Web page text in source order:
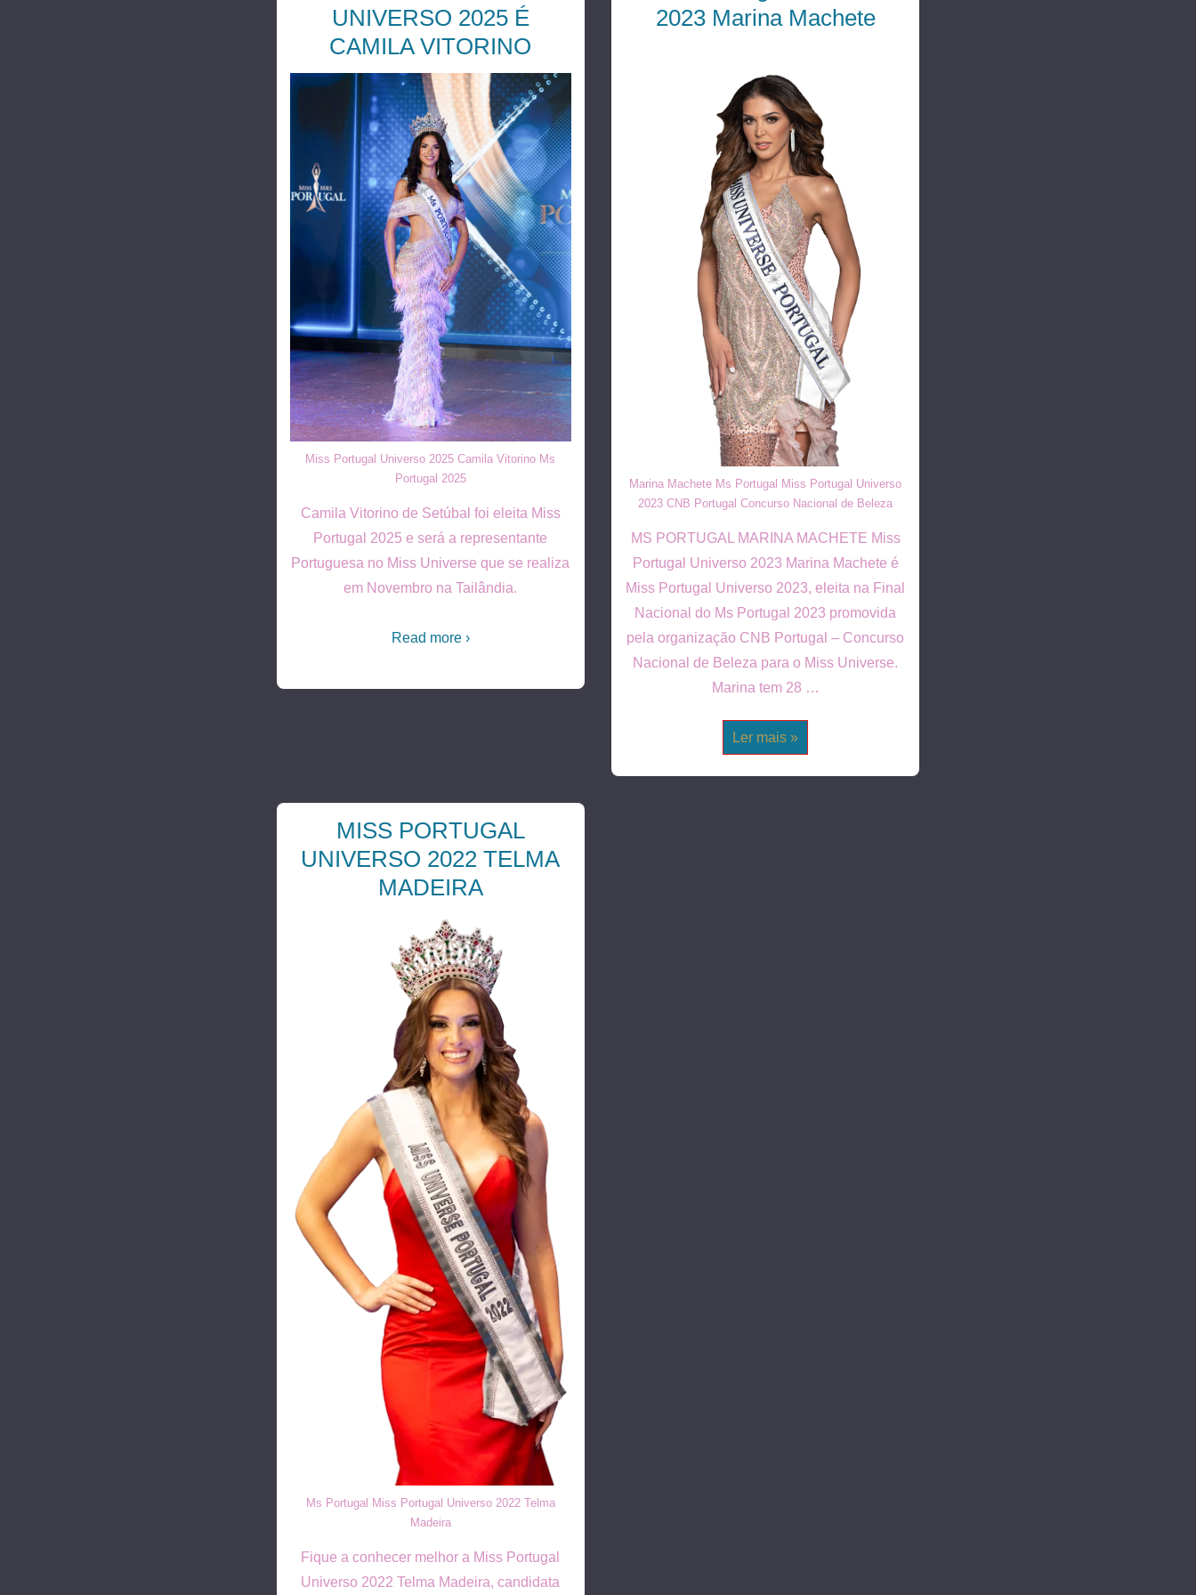
UNIVERSO 2025 É
CAMILA VITORINO
Miss Portugal Universo 2025 Camila Vitorino Ms
Portugal 2025
Camila Vitorino de Setúbal foi eleita Miss
Portugal 2025 e será a representante
Portuguesa no Miss Universe que se realiza
em Novembro na Tailândia.
Read more ›
2023 Marina Machete
Marina Machete Ms Portugal Miss Portugal Universo
2023 CNB Portugal Concurso Nacional de Beleza
MS PORTUGAL MARINA MACHETE Miss
Portugal Universo 2023 Marina Machete é
Miss Portugal Universo 2023, eleita na Final
Nacional do Ms Portugal 2023 promovida
pela organização CNB Portugal – Concurso
Nacional de Beleza para o Miss Universe.
Marina tem 28 …
Miss
Portugal
Universo
2023
Ler mais »
MISS PORTUGAL
UNIVERSO 2022 TELMA
MADEIRA
Ms Portugal Miss Portugal Universo 2022 Telma
Madeira
Fique a conhecer melhor a Miss Portugal
Universo 2022 Telma Madeira, candidata